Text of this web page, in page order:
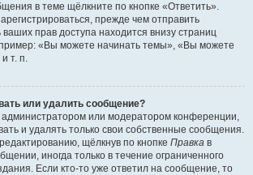
в теме щёлкните по кнопке «Ответить».
прежде чем отправить
прав доступа находится внизу страниц
«Вы можете начинать темы», «Вы можете
т. п.
или удалить сообщение?
администратором или модератором конференции,
и удалять только свои собственные сообщения.
щёлкнув по кнопке Правка в
иногда только в течение ограниченного
Если кто-то уже ответил на сообщение, то